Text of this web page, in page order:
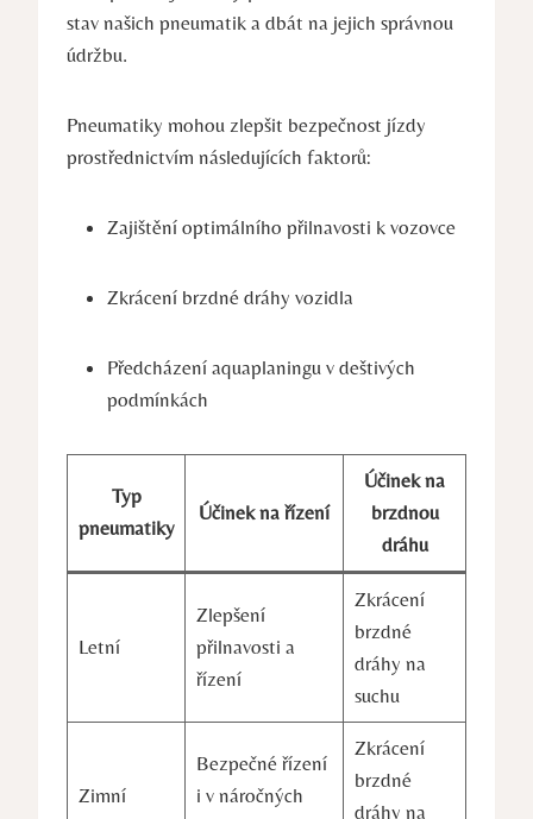
stav našich pneumatik a dbát na jejich správnou
údržbu.
Pneumatiky mohou zlepšit bezpečnost jízdy
prostřednictvím následujících faktorů:
Zajištění optimálního přilnavosti k vozovce
Zkrácení brzdné dráhy vozidla
Předcházení aquaplaningu v deštivých
podmínkách
Typ
pneumatiky
Účinek na řízení
Účinek na
brzdnou
dráhu
Letní
Zlepšení
přilnavosti a
řízení
Zkrácení
brzdné
dráhy na
suchu
Zimní
Bezpečné řízení
i v náročných
Zkrácení
brzdné
dráhy na